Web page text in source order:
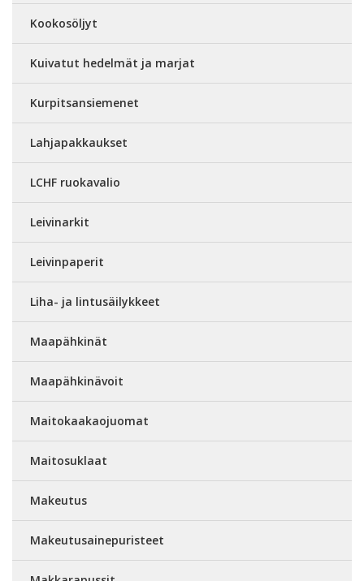
Kookosöljyt
Kuivatut hedelmät ja marjat
Kurpitsansiemenet
Lahjapakkaukset
LCHF ruokavalio
Leivinarkit
Leivinpaperit
Liha- ja lintusäilykkeet
Maapähkinät
Maapähkinävoit
Maitokaakaojuomat
Maitosuklaat
Makeutus
Makeutusainepuristeet